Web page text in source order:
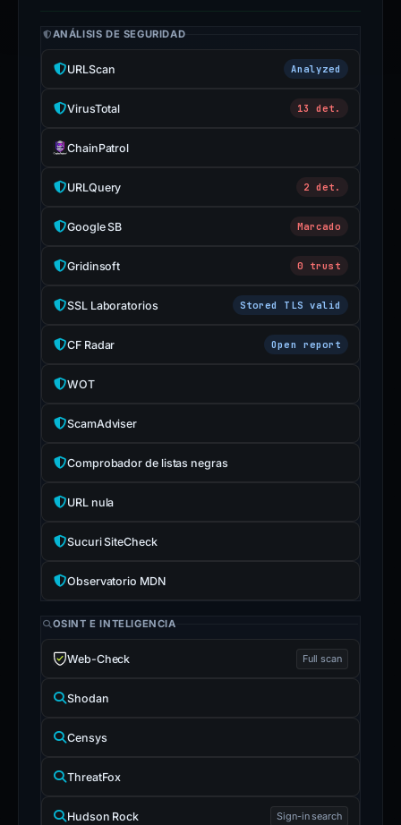
ANÁLISIS DE SEGURIDAD
URLScan Analyzed
VirusTotal 13 det.
ChainPatrol
URLQuery 2 det.
Google SB Marcado
Gridinsoft 0 trust
SSL Laboratorios Stored TLS valid
CF Radar Open report
WOT
ScamAdviser
Comprobador de listas negras
URL nula
Sucuri SiteCheck
Observatorio MDN
OSINT E INTELIGENCIA
Web-Check Full scan
Shodan
Censys
ThreatFox
Hudson Rock Sign-in search